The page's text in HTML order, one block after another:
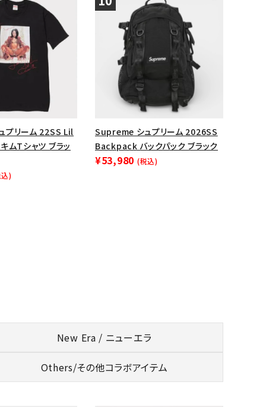
プリーム 22SS Lil
ムTシャツ ブラッ
)
Supreme シュプリーム 2026SS
Backpack バックパック ブラック
¥53,980 (税込)
New Era / ニューエラ
Others/その他コラボアイテム